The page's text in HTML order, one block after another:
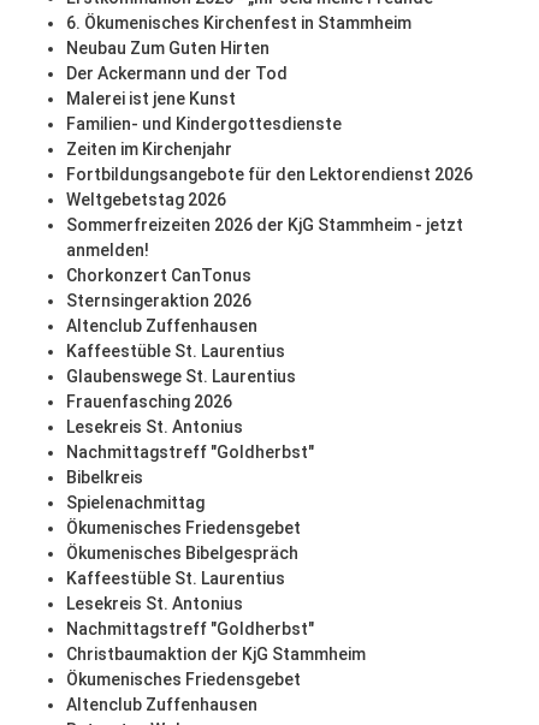
6. Ökumenisches Kirchenfest in Stammheim
Neubau Zum Guten Hirten
Der Ackermann und der Tod
Malerei ist jene Kunst
Familien- und Kindergottesdienste
Zeiten im Kirchenjahr
Fortbildungsangebote für den Lektorendienst 2026
Weltgebetstag 2026
Sommerfreizeiten 2026 der KjG Stammheim - jetzt
anmelden!
Chorkonzert CanTonus
Sternsingeraktion 2026
Altenclub Zuffenhausen
Kaffeestüble St. Laurentius
Glaubenswege St. Laurentius
Frauenfasching 2026
Lesekreis St. Antonius
Nachmittagstreff "Goldherbst"
Bibelkreis
Spielenachmittag
Ökumenisches Friedensgebet
Ökumenisches Bibelgespräch
Kaffeestüble St. Laurentius
Lesekreis St. Antonius
Nachmittagstreff "Goldherbst"
Christbaumaktion der KjG Stammheim
Ökumenisches Friedensgebet
Altenclub Zuffenhausen